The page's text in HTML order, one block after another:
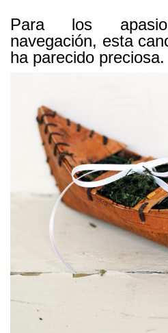
Para los
navegación, esta
ha parecido preciosa.